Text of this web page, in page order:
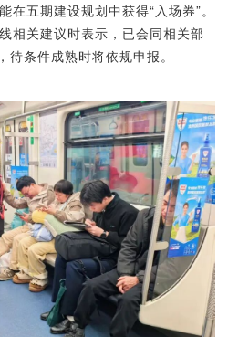
五期建设规划中获得“入场券”。
相关建议时表示，已会同相关部
条件成熟时将依规申报。